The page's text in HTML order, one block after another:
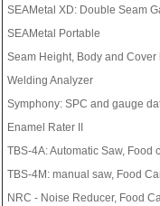
SEAMetal XD: Double Seam
SEAMetal Portable
Seam Height, Body and Cover
Welding Analyzer
Symphony: SPC and gauge
Enamel Rater II
TBS-4A: Automatic Saw, Food
TBS-4M: manual saw, Food
NRC - Noise Reducer, Food